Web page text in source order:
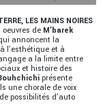
LES MAINS NOIRES
oeuvres de M’barek
annoncent la
l’esthétique et à
a la limite entre
et histoire des
présente
une chorale de voix
possibilités d’auto